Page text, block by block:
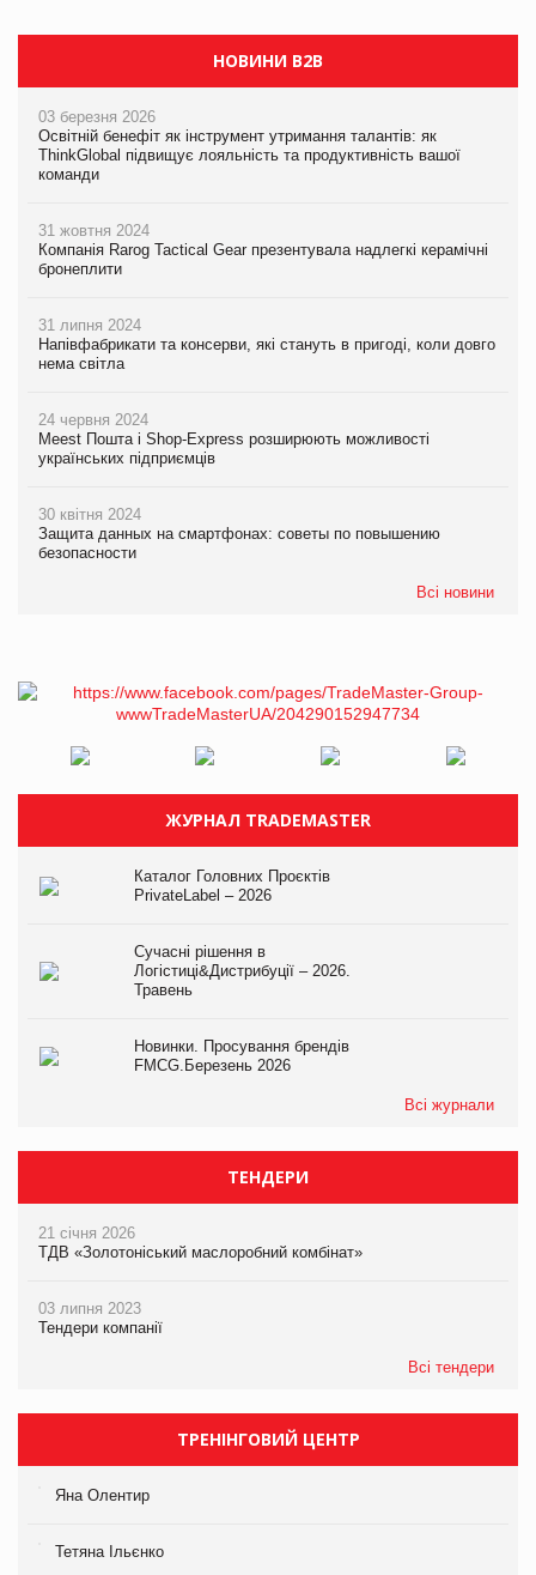
НОВИНИ B2B
03 березня 2026
Освітній бенефіт як інструмент утримання талантів: як
ThinkGlobal підвищує лояльність та продуктивність вашої
команди
31 жовтня 2024
Компанія Rarog Tactical Gear презентувала надлегкі керамічні
бронеплити
31 липня 2024
Напівфабрикати та консерви, які стануть в пригоді, коли довго
нема світла
24 червня 2024
Meest Пошта і Shop-Express розширюють можливості
українських підприємців
30 квітня 2024
Защита данных на смартфонах: советы по повышению
безопасности
Всі новини
ЖУРНАЛ TRADEMASTER
Каталог Головних Проєктів
PrivateLabel – 2026
Сучасні рішення в
Логістиці&Дистрибуції – 2026.
Травень
Новинки. Просування брендів
FMCG.Березень 2026
Всі журнали
ТЕНДЕРИ
21 січня 2026
ТДВ «Золотоніський маслоробний комбінат»
03 липня 2023
Тендери компанії
Всі тендери
ТРЕНІНГОВИЙ ЦЕНТР
Яна Олентир
Тетяна Ільєнко